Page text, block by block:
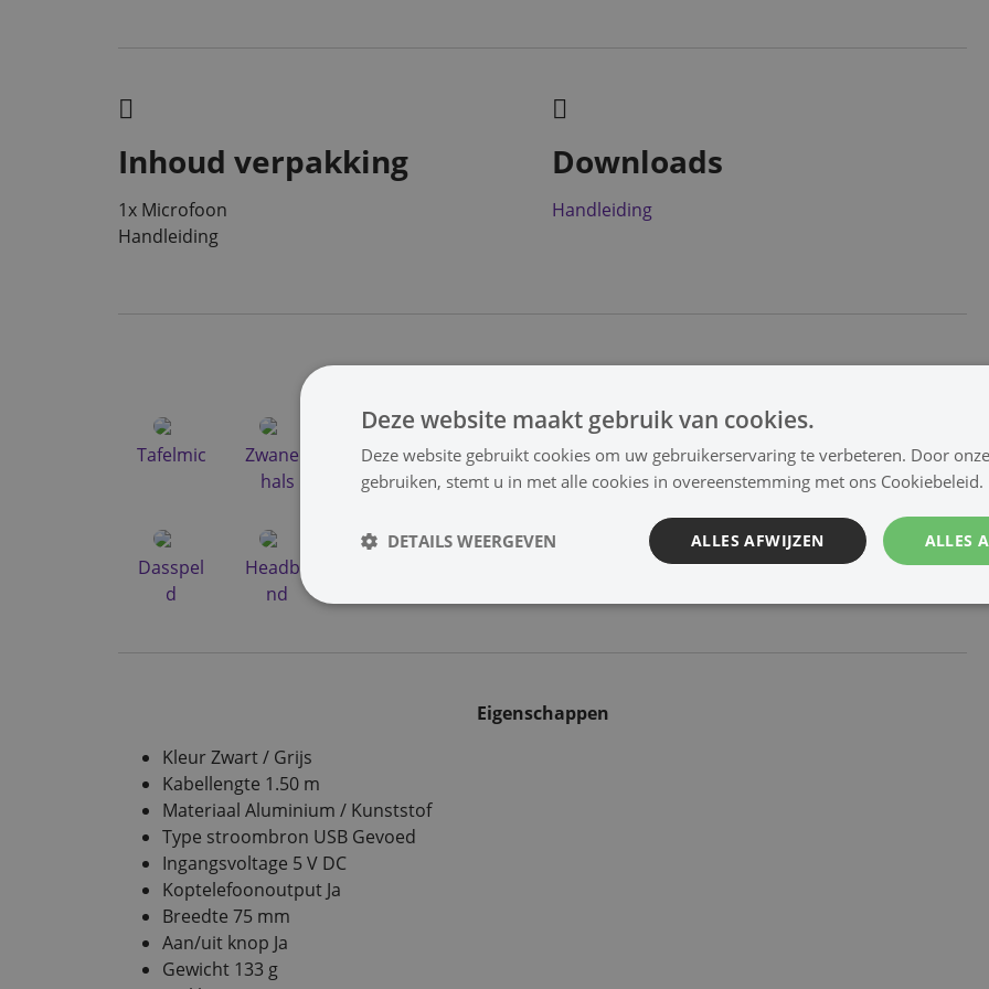
Inhoud verpakking
1x Microfoon
Handleiding
Downloads
Handleiding
Tafelmic
Zwanen
hals
Richt
Grensvl
ak
Statief Speaker
Versterk
er
Mixer
Dasspel
d
Headba
nd
Studio Kabel
Instrum
Eigenschappen
Kleur Zwart / Grijs
Kabellengte 1.50 m
Materiaal Aluminium / Kunststof
Type stroombron USB Gevoed
Ingangsvoltage 5 V DC
Koptelefoonoutput Ja
Breedte 75 mm
Aan/uit knop Ja
Gewicht 133 g
Deze website maakt gebruik van cookies.
Deze website gebruikt cookies om uw gebruikerservaring te verbeteren. Door
gebruiken, stemt u in met alle cookies in overeenstemming met ons Cookiebeleid.
ALLES
ALLES AFWIJZEN
DETAILS WEERGEVEN